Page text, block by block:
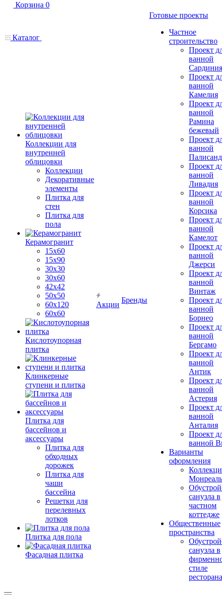
Корзина 0
Каталог
Коллекции для
внутренней
облицовки
Коллекции
Декоративные
элементы
Плитка для
стен
Плитка для
пола
Керамогранит
15х60
15x90
30х30
30х60
42х42
50х50
60х120
60х60
Кислотоупорная
плитка
Клинкерные
ступени и плитка
Плитка для
бассейнов и
аксессуары
Плитка для
обходных
дорожек
Плитка для
чаши
бассейна
Решетки для
перелевных
лотков
Плитка для пола
Фасадная плитка
Акции
Бренды
Готовые проекты
Частное
строительство
Проект
ванной
Сардиния
Проект
ванной
Камелия
Проект
ванной
Рамина
бежевый
Проект
ванной
Проект
ванной
Ливадия
Проект
ванной
Корсика
Проект
ванной
Камелот
Проект
ванной
Джерси
Проект
ванной
Винтаж
Проект
ванной
Борнео
Проект
ванной
Бергамо
Проект
ванной
Антик
Проект
ванной
Астерия
Проект
ванной
Анталия
Проект
ванной
Варианты
оформления
Монреаль
санузла в
частном
коттедже
Общественные
пространства
санузла в
стиле
ресторана